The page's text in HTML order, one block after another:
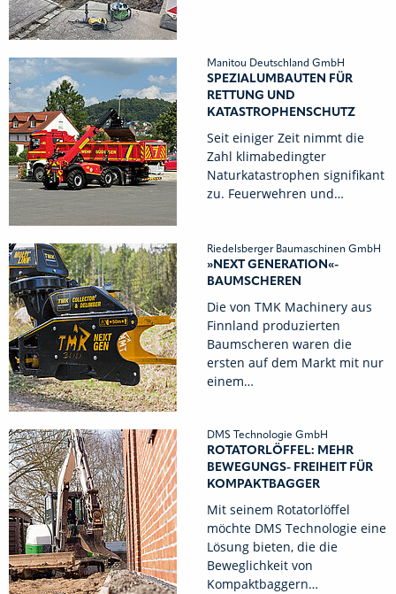
Manitou Deutschland GmbH
SPEZIALUMBAUTEN FÜR
RETTUNG UND
KATASTROPHENSCHUTZ
Seit einiger Zeit nimmt die
Zahl klimabedingter
Naturkatastrophen signifikant
zu. Feuerwehren und…
Riedelsberger Baumaschinen GmbH
»NEXT GENERATION«-
BAUMSCHEREN
Die von TMK Machinery aus
Finnland produzierten
Baumscheren waren die
ersten auf dem Markt mit nur
einem…
DMS Technologie GmbH
ROTATORLÖFFEL: MEHR
BEWEGUNGS- FREIHEIT FÜR
KOMPAKTBAGGER
Mit seinem Rotatorlöffel
möchte DMS Technologie eine
Lösung bieten, die die
Beweglichkeit von
Kompaktbaggern…